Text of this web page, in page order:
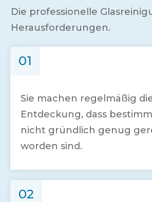
Die professionelle
Herausforderungen.
01
Sie machen regelmäßig
Entdeckung, dass
nicht gründlich genug
worden sind.
02